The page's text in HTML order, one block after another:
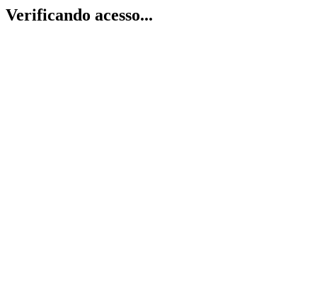
Verificando acesso...